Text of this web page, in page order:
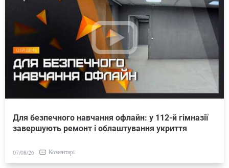
Для безпечного навчання офлайн: у 112-й гімназії
завершують ремонт і облаштування укриття
07/08/26 Коментарі